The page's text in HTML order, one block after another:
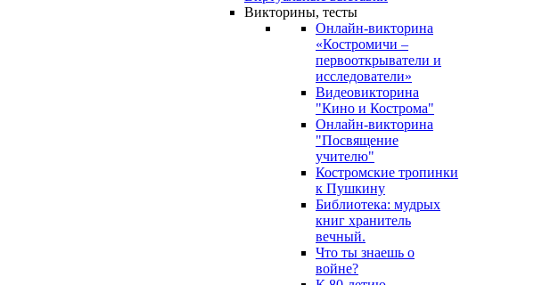
Викторины, тесты
Онлайн-викторина
«Костромичи –
первооткрыватели и
исследователи»
Видеовикторина
"Кино и Кострома"
Онлайн-викторина
"Посвящение
учителю"
Костромские тропинки
к Пушкину
Библиотека: мудрых
книг хранитель
вечный.
Что ты знаешь о
войне?